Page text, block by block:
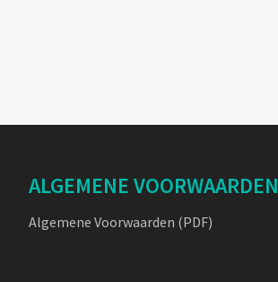
ALGEMENE VOORWAARDEN
Algemene Voorwaarden (PDF)